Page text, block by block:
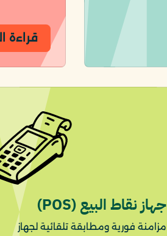
قراءة
جهاز نقاط البيع (POS)
مزامنة فورية ومطابقة تلقائية لجهاز